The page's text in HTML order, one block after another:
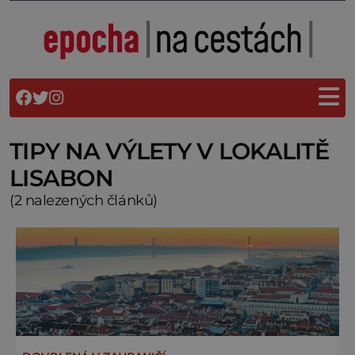
TIPY NA VÝLETY V LOKALITĚ
LISABON
(2 nalezených článků)